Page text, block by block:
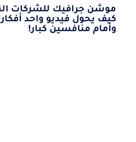
موشن جرافيك للشركات
كيف يحول فيديو واحد
وأمام منافسين كبار!